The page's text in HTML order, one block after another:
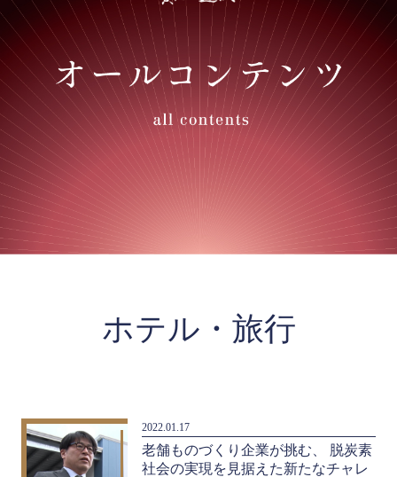
ホテル・旅行
2022.01.17
老舗ものづくり企業が挑む、 脱炭素
社会の実現を見据えた新たなチャレ